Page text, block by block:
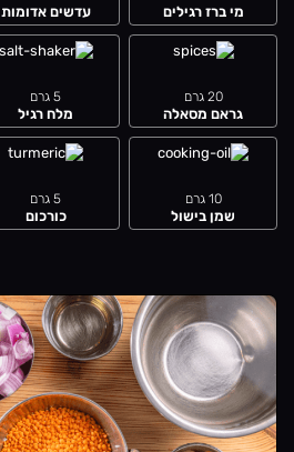
מי ברז רגילים עדשים אדומות
20 גרם
גראם מסאלה
5 גרם
מלח רגיל
10 גרם
שמן בישול
5 גרם
כורכום